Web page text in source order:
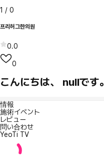
1 / 0
프리허그한의원
0.0
0
こんにちは、 nullです。
情報
施術イベント
レビュー
問い合わせ
YeoTi TV